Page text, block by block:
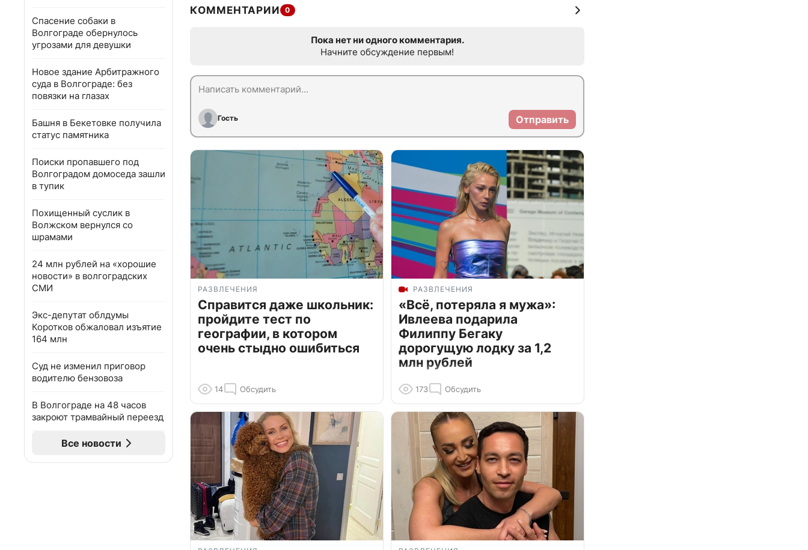
Спасение собаки в
Волгограде обернулось
угрозами для девушки
Новое здание Арбитражного
суда в Волгограде: без
повязки на глазах
Башня в Бекетовке получила
статус памятника
Поиски пропавшего под
Волгоградом домоседа зашли
в тупик
Похищенный суслик в
Волжском вернулся со
шрамами
24 млн рублей на «хорошие
новости» в волгоградских
СМИ
Экс-депутат облдумы
Коротков обжаловал изъятие
164 млн
Суд не изменил приговор
водителю бензовоза
В Волгограде на 48 часов
закроют трамвайный переезд
Все новости
КОММЕНТАРИИ 0
Пока нет ни одного комментария.
Начните обсуждение первым!
Гость Отправить
РАЗВЛЕЧЕНИЯ
Справится даже школьник:
пройдите тест по
географии, в котором
очень стыдно ошибиться
14 Обсудить
РАЗВЛЕЧЕНИЯ
«Всё, потеряла я мужа»:
Ивлеева подарила
Филиппу Бегаку
дорогущую лодку за 1,2
млн рублей
173 Обсудить